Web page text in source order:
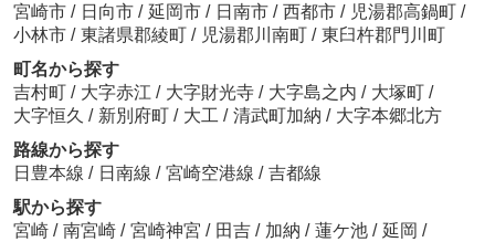
宮崎市 / 日向市 / 延岡市 / 日南市 / 西都市 / 児湯郡高鍋町 /
小林市 / 東諸県郡綾町 / 児湯郡川南町 / 東臼杵郡門川町
町名から探す
吉村町 / 大字赤江 / 大字財光寺 / 大字島之内 / 大塚町 /
大字恒久 / 新別府町 / 大工 / 清武町加納 / 大字本郷北方
路線から探す
日豊本線 / 日南線 / 宮崎空港線 / 吉都線
駅から探す
宮崎 / 南宮崎 / 宮崎神宮 / 田吉 / 加納 / 蓮ケ池 / 延岡 /